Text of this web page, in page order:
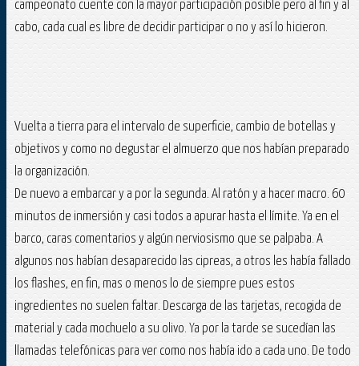
campeonato cuente con la mayor participación posible pero al fin y al
cabo, cada cual es libre de decidir participar o no y así lo hicieron.
Vuelta a tierra para el intervalo de superficie, cambio de botellas y
objetivos y como no degustar el almuerzo que nos habían preparado
la organización.
De nuevo a embarcar y a por la segunda. Al ratón y a hacer macro. 60
minutos de inmersión y casi todos a apurar hasta el límite. Ya en el
barco, caras comentarios y algún nerviosismo que se palpaba. A
algunos nos habían desaparecido las cipreas, a otros les había fallado
los flashes, en fin, mas o menos lo de siempre pues estos
ingredientes no suelen faltar. Descarga de las tarjetas, recogida de
material y cada mochuelo a su olivo. Ya por la tarde se sucedían las
llamadas telefónicas para ver como nos había ido a cada uno. De todo